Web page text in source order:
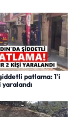
patlama: 1'i
yaralandı